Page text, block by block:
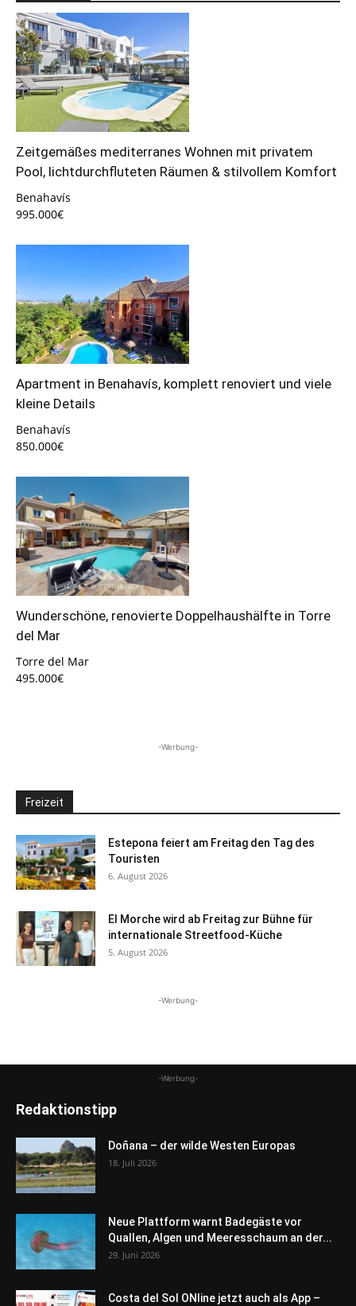
Zeitgemäßes mediterranes Wohnen mit privatem
Pool, lichtdurchfluteten Räumen & stilvollem Komfort
Benahavís
995.000€
Apartment in Benahavís, komplett renoviert und viele
kleine Details
Benahavís
850.000€
Wunderschöne, renovierte Doppelhaushälfte in Torre
del Mar
Torre del Mar
495.000€
-Werbung-
Freizeit
Estepona feiert am Freitag den Tag des
Touristen
6. August 2026
El Morche wird ab Freitag zur Bühne für
internationale Streetfood-Küche
5. August 2026
-Werbung-
-Werbung-
Redaktionstipp
Doñana – der wilde Westen Europas
18. Juli 2026
Neue Plattform warnt Badegäste vor
Quallen, Algen und Meeresschaum an der...
29. Juni 2026
Costa del Sol ONline jetzt auch als App –